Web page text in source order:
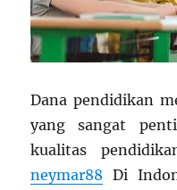
Dana pendidikan
yang sangat
kualitas
neymar88 Di